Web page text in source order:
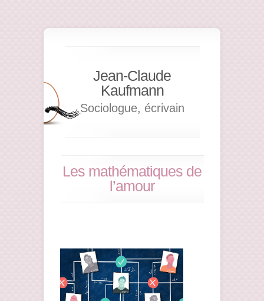
Jean-Claude
Kaufmann
Sociologue, écrivain
Les mathématiques de
l’amour